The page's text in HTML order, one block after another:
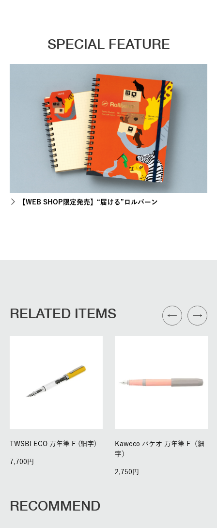
SPECIAL FEATURE
【WEB SHOP限定発売】“届ける”ロルバーン
RELATED ITEMS
TWSBI ECO 万年筆 F (細字)
7,700
Kaweco パケオ 万年筆 F（細
字）
2,750
RECOMMEND